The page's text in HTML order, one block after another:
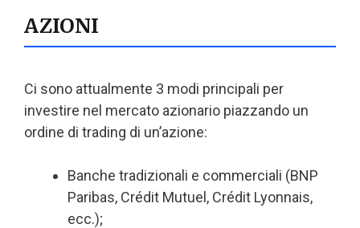
AZIONI
Ci sono attualmente 3 modi principali per
investire nel mercato azionario piazzando un
ordine di trading di un’azione:
Banche tradizionali e commerciali (BNP
Paribas, Crédit Mutuel, Crédit Lyonnais,
ecc.);